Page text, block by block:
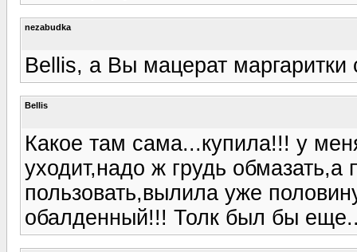
nezabudka
Bellis, а Вы мацерат маргаритки
Bellis
Какое там сама...купила!!! у
уходит,надо ж грудь
пользовать,вылила уже
обалденный!!! Толк был бы